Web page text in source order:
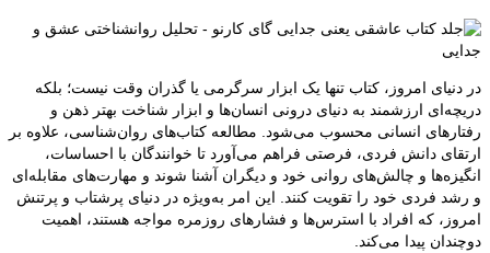
در دنیای امروز، کتاب تنها یک ابزار سرگرمی یا گذران وقت نیست؛ بلکه
دریچه‌ای ارزشمند به دنیای درونی انسان‌ها و ابزار شناخت بهتر ذهن و
رفتارهای انسانی محسوب می‌شود. مطالعه کتاب‌های روان‌شناسی، علاوه بر
ارتقای دانش فردی، فرصتی فراهم می‌آورد تا خوانندگان با احساسات،
انگیزه‌ها و چالش‌های روانی خود و دیگران آشنا شوند و مهارت‌های مقابله‌ای
و رشد فردی خود را تقویت کنند. این امر به‌ویژه در دنیای پرشتاب و پرتنش
امروز، که افراد با استرس‌ها و فشارهای روزمره مواجه هستند، اهمیت
دوچندان پیدا می‌کند.